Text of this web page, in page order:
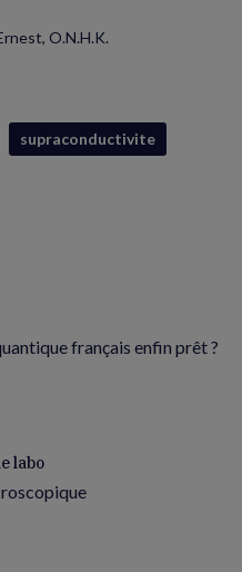
O.N.H.K.
supraconductivite
français enfin prêt ?
labo